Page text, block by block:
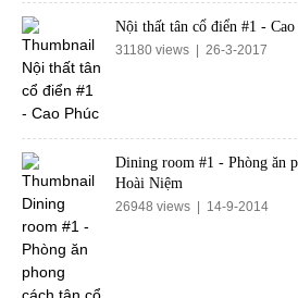
Nội thất tân cổ điển #1 - Cao
31180 views | 26-3-2017
Dining room #1 - Phòng ăn
Hoài Niệm
26948 views | 14-9-2014